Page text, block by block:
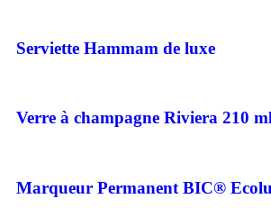
Serviette Hammam de luxe
Verre à champagne Riviera 210 ml
Marqueur Permanent BIC®